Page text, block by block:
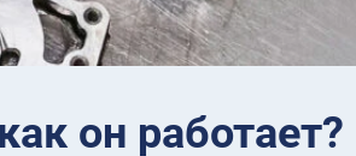
он работает?